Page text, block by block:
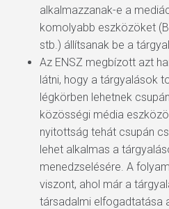
alkalmazzanak-e a
komolyabb eszközöket
stb.) állítsanak be a
Az ENSZ megbízott azt
látni, hogy a tárgyalások
légkörben lehetnek
közösségi média
nyitottság tehát csupán
lehet alkalmas a
menedzselésére. A
viszont, ahol már a
társadalmi elfogadtatása